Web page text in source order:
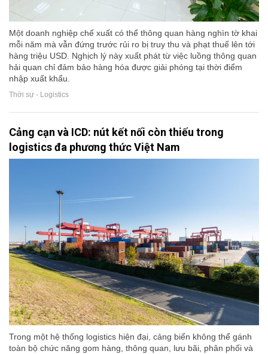
Một doanh nghiệp chế xuất có thể thông quan hàng nghìn tờ khai
mỗi năm mà vẫn đứng trước rủi ro bị truy thu và phạt thuế lên tới
hàng triệu USD. Nghịch lý này xuất phát từ việc luồng thông quan
hải quan chỉ đảm bảo hàng hóa được giải phóng tại thời điểm
nhập xuất khẩu.
Thời sự - Logistics
Cảng cạn và ICD: nút kết nối còn thiếu trong
logistics đa phương thức Việt Nam
Trong một hệ thống logistics hiện đại, cảng biển không thể gánh
toàn bộ chức năng gom hàng, thông quan, lưu bãi, phân phối và